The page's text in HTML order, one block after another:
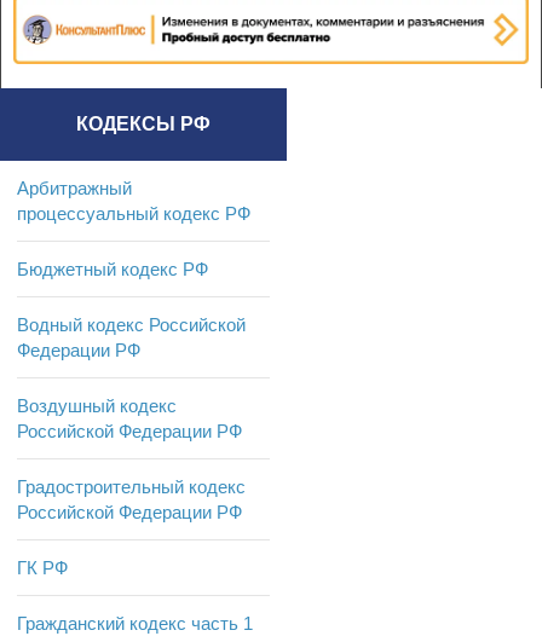
КОДЕКСЫ РФ
Арбитражный
процессуальный кодекс РФ
Бюджетный кодекс РФ
Водный кодекс Российской
Федерации РФ
Воздушный кодекс
Российской Федерации РФ
Градостроительный кодекс
Российской Федерации РФ
ГК РФ
Гражданский кодекс часть 1